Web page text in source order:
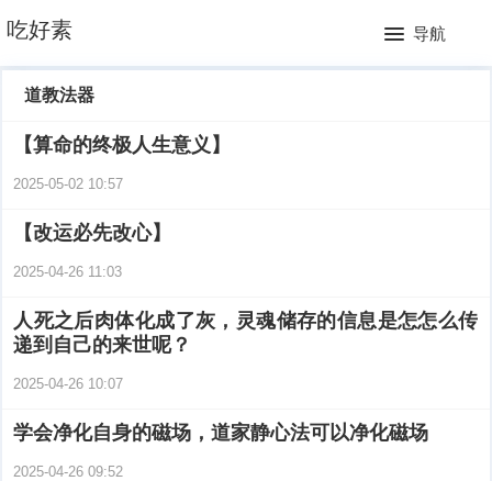
吃好素 导航
网
站
月
行
道教法器
【算命的终极人生意义】
2025-05-02 10:57
【改运必先改心】
2025-04-26 11:03
人死之后肉体化成了灰，灵魂储存的信息是怎怎么传
递到自己的来世呢？
2025-04-26 10:07
学会净化自身的磁场，道家静心法可以净化磁场
2025-04-26 09:52